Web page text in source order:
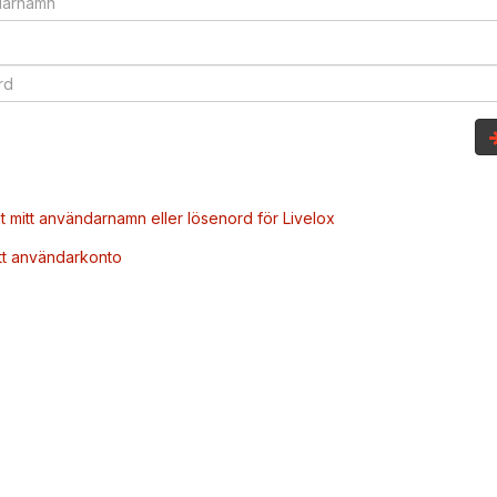
mitt användarnamn eller lösenord för Livelox
användarkonto